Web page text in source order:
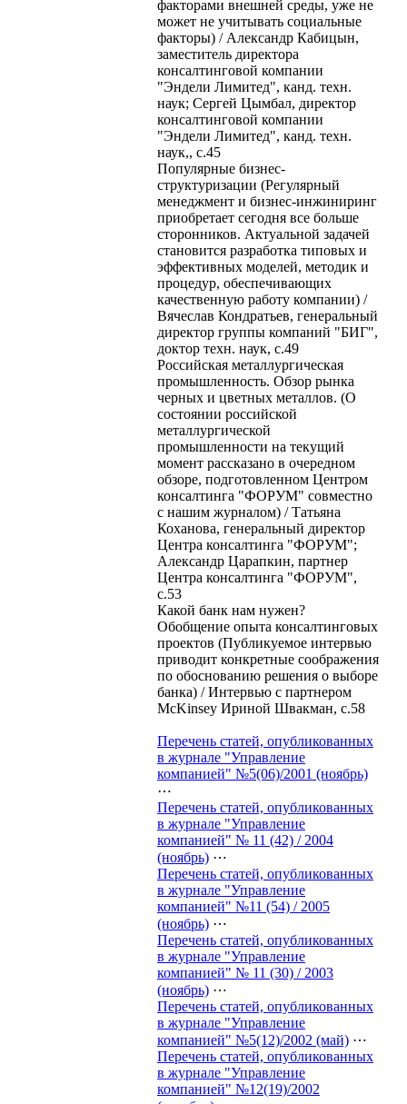
факторами внешней среды, уже не
может не учитывать социальные
факторы) / Александр Кабицын,
заместитель директора
консалтинговой компании
"Эндели Лимитед", канд. техн.
наук; Сергей Цымбал, директор
консалтинговой компании
"Эндели Лимитед", канд. техн.
наук,, с.45
Популярные бизнес-
структуризации (Регулярный
менеджмент и бизнес-инжиниринг
приобретает сегодня все больше
сторонников. Актуальной задачей
становится разработка типовых и
эффективных моделей, методик и
процедур, обеспечивающих
качественную работу компании) /
Вячеслав Кондратьев, генеральный
директор группы компаний "БИГ",
доктор техн. наук, с.49
Российская металлургическая
промышленность. Обзор рынка
черных и цветных металлов. (О
состоянии российской
металлургической
промышленности на текущий
момент рассказано в очередном
обзоре, подготовленном Центром
консалтинга "ФОРУМ" совместно
с нашим журналом) / Татьяна
Коханова, генеральный директор
Центра консалтинга "ФОРУМ";
Александр Царапкин, партнер
Центра консалтинга "ФОРУМ",
с.53
Какой банк нам нужен?
Обобщение опыта консалтинговых
проектов (Публикуемое интервью
приводит конкретные соображения
по обоснованию решения о выборе
банка) / Интервью с партнером
McKinsey Ириной Швакман, с.58
Перечень статей, опубликованных
в журнале "Управление
компанией" №5(06)/2001 (ноябрь)
⋯
Перечень статей, опубликованных
в журнале "Управление
компанией" № 11 (42) / 2004
(ноябрь) ⋯
Перечень статей, опубликованных
в журнале "Управление
компанией" №11 (54) / 2005
(ноябрь) ⋯
Перечень статей, опубликованных
в журнале "Управление
компанией" № 11 (30) / 2003
(ноябрь) ⋯
Перечень статей, опубликованных
в журнале "Управление
компанией" №5(12)/2002 (май) ⋯
Перечень статей, опубликованных
в журнале "Управление
компанией" №12(19)/2002